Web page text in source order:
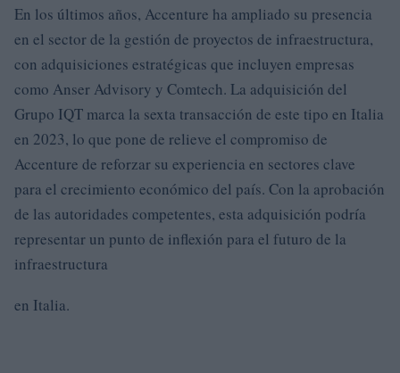
En los últimos años, Accenture ha ampliado su presencia
en el sector de la gestión de proyectos de infraestructura,
con adquisiciones estratégicas que incluyen empresas
como Anser Advisory y Comtech. La adquisición del
Grupo IQT marca la sexta transacción de este tipo en Italia
en 2023, lo que pone de relieve el compromiso de
Accenture de reforzar su experiencia en sectores clave
para el crecimiento económico del país. Con la aprobación
de las autoridades competentes, esta adquisición podría
representar un punto de inflexión para el futuro de la
infraestructura
en Italia.